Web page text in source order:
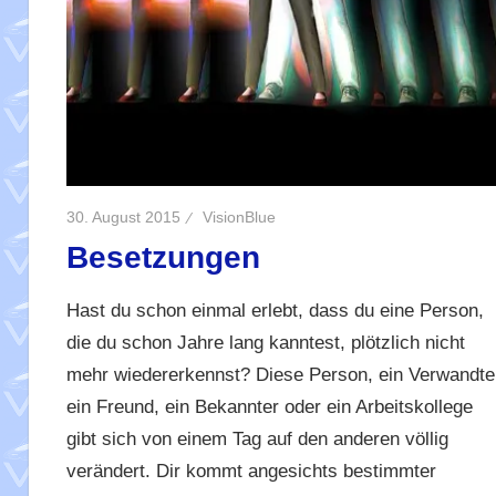
30. August 2015 VisionBlue
Besetzungen
Hast du schon einmal erlebt, dass du eine Person,
die du schon Jahre lang kanntest, plötzlich nicht
mehr wiedererkennst? Diese Person, ein
ein Freund, ein Bekannter oder ein Arbeitskollege
gibt sich von einem Tag auf den anderen völlig
verändert. Dir kommt angesichts bestimmter